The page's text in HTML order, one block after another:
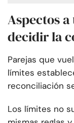
Aspectos
decidir la
Parejas que
límites
reconciliación
Los límites no